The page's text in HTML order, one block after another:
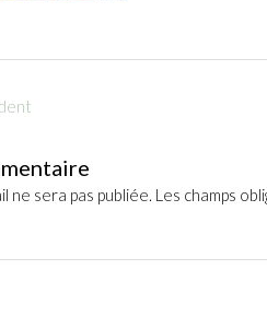
ne sera pas publiée. Les champs